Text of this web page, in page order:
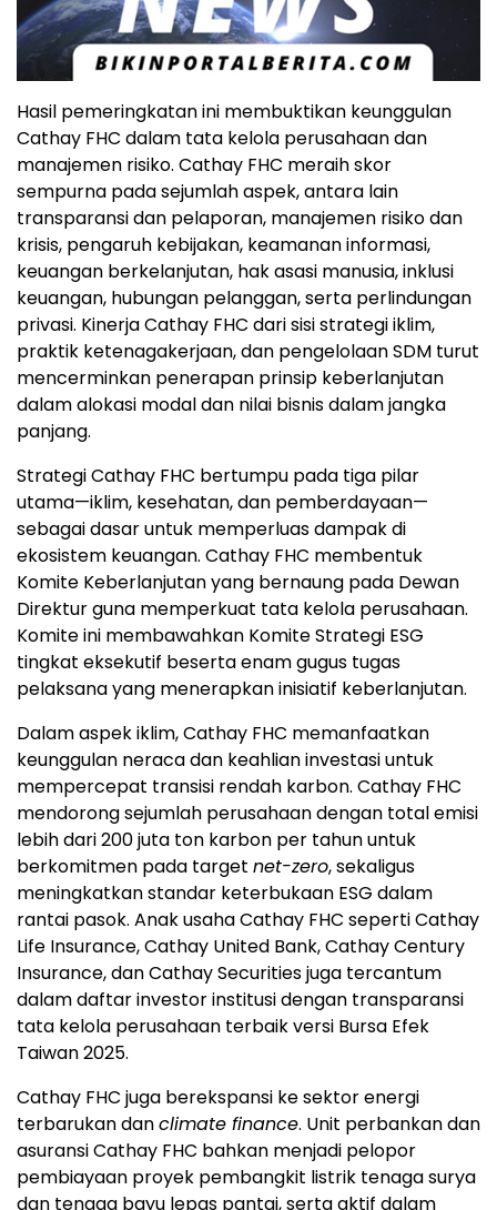
Hasil pemeringkatan ini membuktikan keunggulan
Cathay FHC dalam tata kelola perusahaan dan
manajemen risiko. Cathay FHC meraih skor
sempurna pada sejumlah aspek, antara lain
transparansi dan pelaporan, manajemen risiko dan
krisis, pengaruh kebijakan, keamanan informasi,
keuangan berkelanjutan, hak asasi manusia, inklusi
keuangan, hubungan pelanggan, serta perlindungan
privasi. Kinerja Cathay FHC dari sisi strategi iklim,
praktik ketenagakerjaan, dan pengelolaan SDM turut
mencerminkan penerapan prinsip keberlanjutan
dalam alokasi modal dan nilai bisnis dalam jangka
panjang.
Strategi Cathay FHC bertumpu pada tiga pilar
utama—iklim, kesehatan, dan pemberdayaan—
sebagai dasar untuk memperluas dampak di
ekosistem keuangan. Cathay FHC membentuk
Komite Keberlanjutan yang bernaung pada Dewan
Direktur guna memperkuat tata kelola perusahaan.
Komite ini membawahkan Komite Strategi ESG
tingkat eksekutif beserta enam gugus tugas
pelaksana yang menerapkan inisiatif keberlanjutan.
Dalam aspek iklim, Cathay FHC memanfaatkan
keunggulan neraca dan keahlian investasi untuk
mempercepat transisi rendah karbon. Cathay FHC
mendorong sejumlah perusahaan dengan total emisi
lebih dari 200 juta ton karbon per tahun untuk
berkomitmen pada target net-zero, sekaligus
meningkatkan standar keterbukaan ESG dalam
rantai pasok. Anak usaha Cathay FHC seperti Cathay
Life Insurance, Cathay United Bank, Cathay Century
Insurance, dan Cathay Securities juga tercantum
dalam daftar investor institusi dengan transparansi
tata kelola perusahaan terbaik versi Bursa Efek
Taiwan 2025.
Cathay FHC juga berekspansi ke sektor energi
terbarukan danclimate finance. Unit perbankan dan
asuransi Cathay FHC bahkan menjadi pelopor
pembiayaan proyek pembangkit listrik tenaga surya
dan tenaga bayu lepas pantai, serta aktif dalam